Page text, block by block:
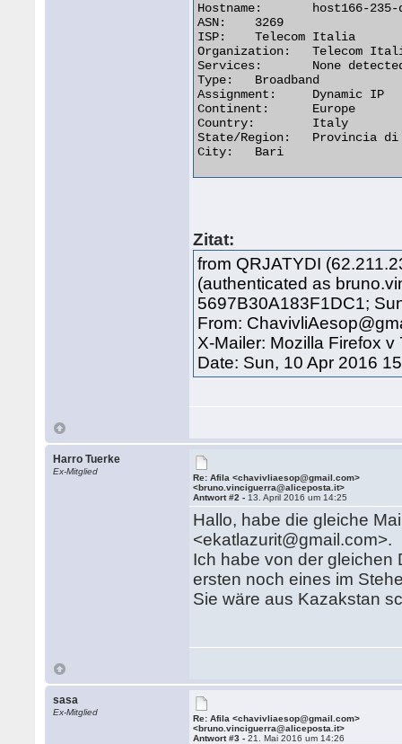
Hostname:	host166-235-dynamic.211-62-r.retail.telecomitalia.it
ASN:	3269
ISP:	Telecom Italia
Organization:	Telecom Italia
Services:	None detected
Type:	Broadband
Assignment:	Dynamic IP
Continent:	Europe
Country:	Italy
State/Region:	Provincia di Bari
City:	Bari
Zitat:
from QRJATYDI
(authenticated as
5697B30A183F1DC1;
From:
X-Mailer: Mozilla Firefox v
Date: Sun, 10 Apr 2016
Harro Tuerke
Ex-Mitglied
Re: Afila <chavivliaesop@gmail.com>
<bruno.vinciguerra@aliceposta.it>
Antwort #2 - 13. April 2016 um 14:25
Hallo, habe die gleiche
<ekatlazurit@gmail.com>.
Ich habe von der gleichen
ersten noch eines im
Sie wäre aus Kazakstan
sasa
Ex-Mitglied
Re: Afila <chavivliaesop@gmail.com>
<bruno.vinciguerra@aliceposta.it>
Antwort #3 -21. Mai 2016 um 14:26